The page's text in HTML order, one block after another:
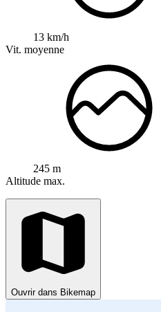
13 km/h
Vit. moyenne
245 m
Altitude max.
Ouvrir dans Bikemap